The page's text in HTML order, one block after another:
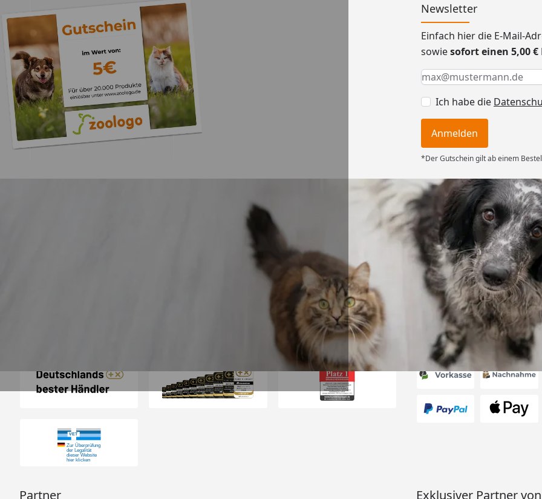
Newsletter
Einfach hier die E-Mail-
sowiesofort einen 5,00
Keine Eingabe erforderlich
Eingabe erforderlich
E-Mail *
Ich habe die
Anmelden
*Der Gutschein gilt ab einem
„Gute Erfahrung mit
Zoologo,schnelle Lieferung, alles
top“
31.07.2026
Versand
Akzeptierte
Partner Exklusiver Partner von